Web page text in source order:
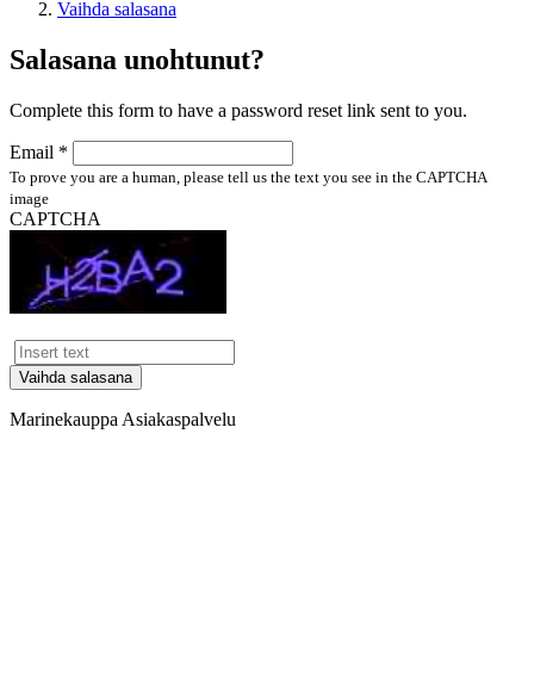
Vaihda salasana
Salasana unohtunut?
Complete this form to have a password reset link sent to you.
Email *
To prove you are a human, please tell us the text you see in the CAPTCHA
image
CAPTCHA
Vaihda salasana
Marinekauppa Asiakaspalvelu